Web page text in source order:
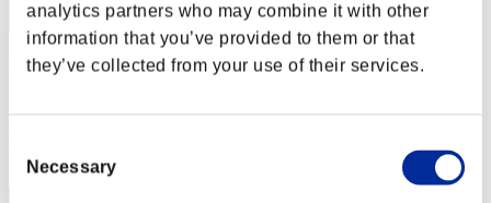
analytics partners who may combine it with other
information that you’ve provided to them or that
they’ve collected from your use of their services.
Selection
Necessary
kagura
53